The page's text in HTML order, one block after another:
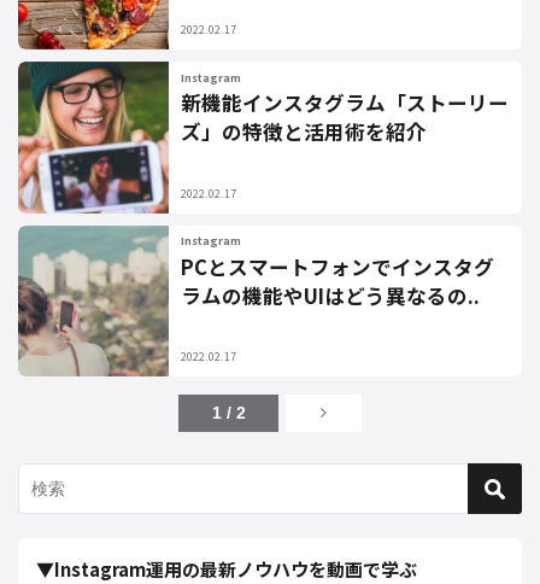
2022.02.17
Instagram
新機能インスタグラム「ストーリー
ズ」の特徴と活用術を紹介
2022.02.17
Instagram
PCとスマートフォンでインスタグ
ラムの機能やUIはどう異なるの..
2022.02.17
1 / 2
▼Instagram運用の最新ノウハウを動画で学ぶ